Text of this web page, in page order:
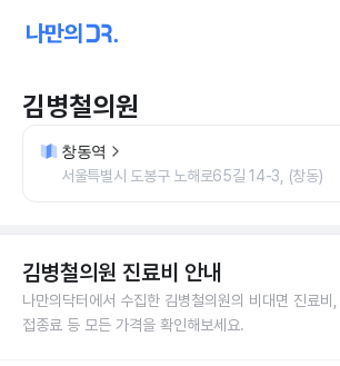
김병철의원
창동역
서울특별시 도봉구 노해로65길 14-3, (창동)
김병철의원 진료비 안내
나만의닥터에서 수집한 김병철의원의 비대면 진료비,
접종료 등 모든 가격을 확인해보세요.